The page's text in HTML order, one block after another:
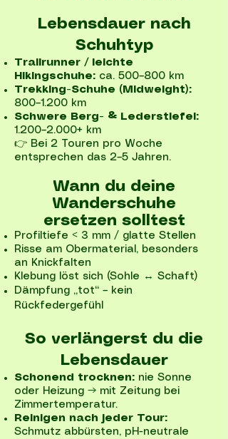
Lebensdauer nach
Schuhtyp
Trailrunner / leichte
Hikingschuhe: ca. 500–800 km
Trekking-Schuhe (Midweight):
800–1.200 km
Schwere Berg- & Lederstiefel:
1.200–2.000+ km
👉 Bei 2 Touren pro Woche
entsprechen das 2–5 Jahren.
Wann du deine
Wanderschuhe
ersetzen solltest
Profiltiefe < 3 mm / glatte Stellen
Risse am Obermaterial, besonders
an Knickfalten
Klebung löst sich (Sohle ↔ Schaft)
Dämpfung „tot“ – kein
Rückfedergefühl​
So verlängerst du die
Lebensdauer
Schonend trocknen: nie Sonne
oder Heizung → mit Zeitung bei
Zimmertemperatur.
Reinigen nach jeder Tour:
Schmutz abbürsten, pH-neutrale